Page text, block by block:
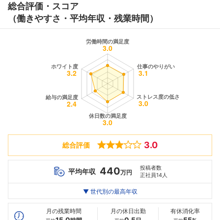
総合評価・スコア
（働きやすさ・平均年収・残業時間）
総合評価 3.0
平均年収 440万円
投稿者数
正社員14人
最高年収
20代
552万
30代
594万
824万
▼ 世代別の最高年収
月の残業時間 月の休日出勤 有休消化率